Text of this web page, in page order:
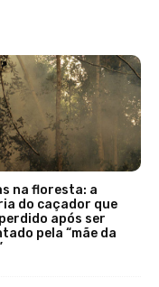
na floresta: a
do caçador que
após ser
pela “mãe da